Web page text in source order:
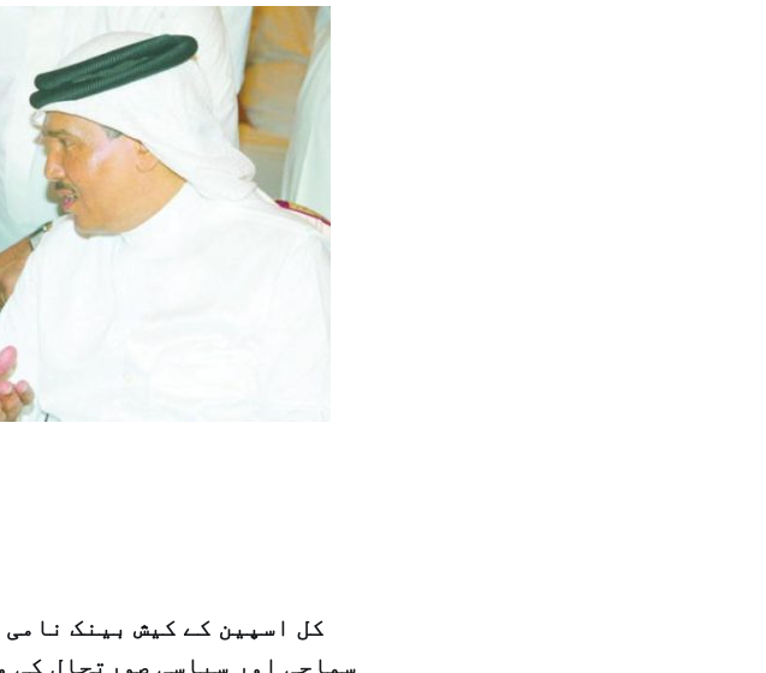
کل اسپین کے کیش بینک
سماجی اور سیاسی صورتحال کی